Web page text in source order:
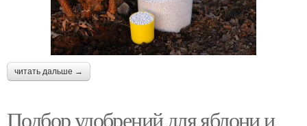
читать дальше →
Подбор удобрений для яблони и